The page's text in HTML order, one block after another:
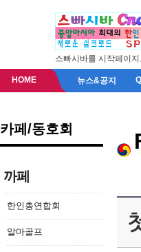
스빠시바를 시작페이
HOME 뉴스&공지
카페/동호회
까페
한인총연합회
알마골프